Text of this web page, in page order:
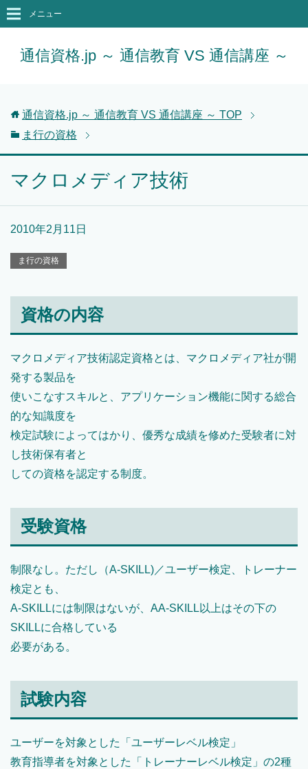
通信資格.jp ～ 通信教育 VS 通信講座 ～
メニュー
通信資格.jp ～ 通信教育 VS 通信講座 ～ TOP
ま行の資格
マクロメディア技術
2010年2月11日
ま行の資格
資格の内容
マクロメディア技術認定資格とは、マクロメディア社が開
発する製品を
使いこなすスキルと、アプリケーション機能に関する総合
的な知識度を
検定試験によってはかり、優秀な成績を修めた受験者に対
し技術保有者と
しての資格を認定する制度。
受験資格
制限なし。ただし（A-SKILL)／ユーザー検定、トレーナー
検定とも、
A-SKILLには制限はないが、AA-SKILL以上はその下の
SKILLに合格している
必要がある。
試験内容
ユーザーを対象とした「ユーザーレベル検定」
教育指導者を対象とした「トレーナーレベル検定」の2種